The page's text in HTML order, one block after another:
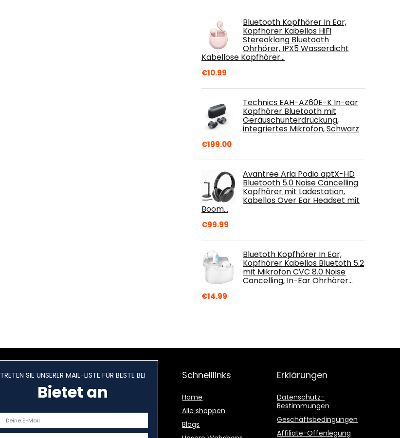
Bluetooth Kopfhörer In Ear,
Kopfhörer Kabellos HiFi
Stereoklang Bluetooth
Ohrhörer, IPX5 Wasserdicht
Kabellose Kopfhörer…
€10.99
Technics EAH-AZ60E-K In-ear
Kopfhörer Bluetooth mit
Geräuschunterdrückung,
integriertes Mikrofon, Schwarz
€199.00
Avantree Aria Podio aptX-HD
Bluetooth 5.0 Noise Cancelling
Kopfhörer mit Ladestation,
Kabellos Over Ear Headset mit
Boom…
€99.99
Bluetoth Kopfhörer In Ear,
Kopfhörer Kabellos Bluetoth 5.2
mit Mikrofon CVC 8.0 Noise
Cancelling, In-Ear Ohrhörer…
€14.99
TRETEN SIE UNSERER MAIL-LISTE FÜR BESTE BEI
Bietet an
Schnelllinks
Home
Alle shoppen
Blogs
Erklärungen
Datenschutz-
Bestimmungen
Geschäftsbedingungen
Affiliate-Offenlegung